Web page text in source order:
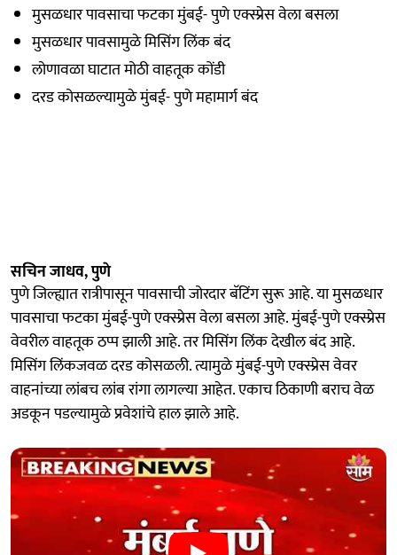
मुसळधार पावसाचा फटका मुंबई- पुणे एक्स्प्रेस वेला बसला
मुसळधार पावसामुळे मिसिंग लिंक बंद
लोणावळा घाटात मोठी वाहतूक कोंडी
दरड कोसळल्यामुळे मुंबई- पुणे महामार्ग बंद
सचिन जाधव, पुणे
पुणे जिल्ह्यात रात्रीपासून पावसाची जोरदार बॅटिंग सुरू आहे. या मुसळधार
पावसाचा फटका मुंबई-पुणे एक्स्प्रेस वेला बसला आहे. मुंबई-पुणे एक्स्प्रेस
वेवरील वाहतूक ठप्प झाली आहे. तर मिसिंग लिंक देखील बंद आहे.
मिसिंग लिंकजवळ दरड कोसळली. त्यामुळे मुंबई-पुणे एक्स्प्रेस वेवर
वाहनांच्या लांबच लांब रांगा लागल्या आहेत. एकाच ठिकाणी बराच वेळ
अडकून पडल्यामुळे प्रवेशांचे हाल झाले आहे.